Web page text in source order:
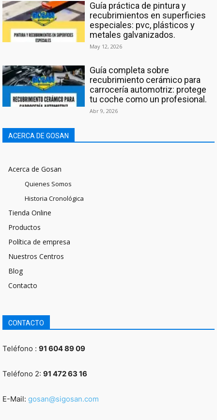
Guía práctica de pintura y
recubrimientos en superficies
especiales: pvc, plásticos y
metales galvanizados.
May 12, 2026
Guía completa sobre
recubrimiento cerámico para
carrocería automotriz: protege
tu coche como un profesional.
Abr 9, 2026
ACERCA DE GOSAN
Acerca de Gosan
Quienes Somos
Historia Cronológica
Tienda Online
Productos
Política de empresa
Nuestros Centros
Blog
Contacto
CONTACTO
Teléfono : 91 604 89 09
Teléfono 2: 91 472 63 16
E-Mail: gosan@sigosan.com